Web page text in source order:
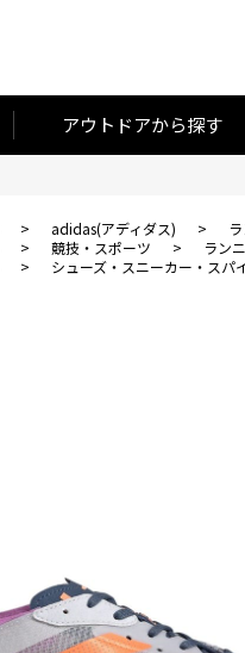
アウトドアから探す
> adidas(アディダス) >
> 競技・スポーツ > ラン
> シューズ・スニーカー・スパ